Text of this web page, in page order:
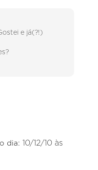
e já(?!)
dia: 10/12/10 às